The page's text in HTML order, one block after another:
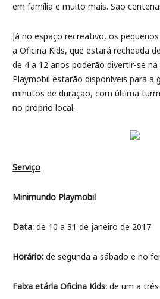
em família e muito mais. São
Já no espaço recreativo, os
a Oficina Kids, que estará recheada
de 4 a 12 anos poderão divertir-se
Playmobil estarão disponíveis para
minutos de duração, com última
no próprio local.
Serviço
Minimundo Playmobil
Data: de 10 a 31 de janeiro de 2017
Horário: de segunda a sábado e no
Faixa etária Oficina Kids: de um a